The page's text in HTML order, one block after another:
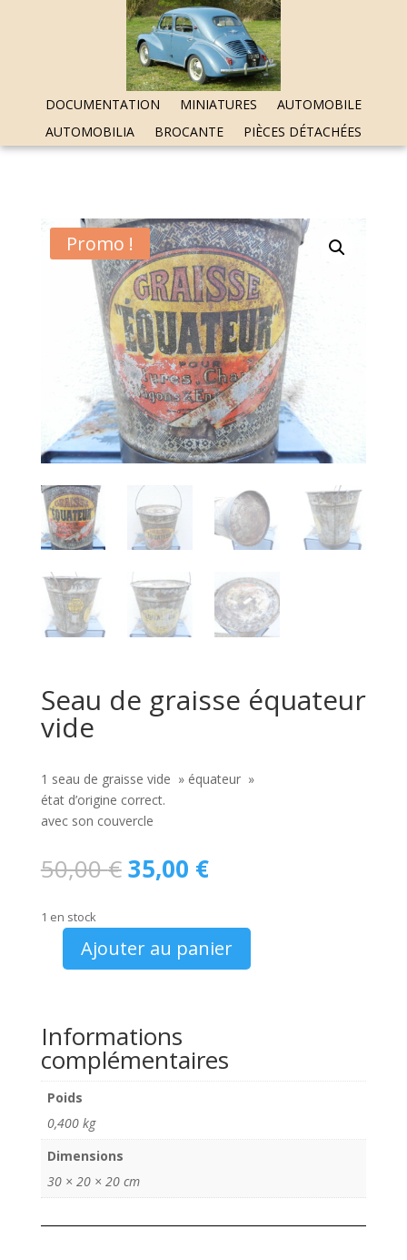
DOCUMENTATION MINIATURES
AUTOMOBILE
AUTOMOBILIA
BROCANTE PIÈCES DÉTACHÉES
Promo !
Seau de graisse équateur
vide
1 seau de graisse vide » équateur »
état d’origine correct.
avec son couvercle
50,00€ Le
prix
était :
50,00 €.
35,00 €Le
prix
est :
35,00 €.
1 en stock
quantité
graisse
équateur
vide
Ajouter au panier
Informations
complémentaires
Poids
0,400 kg
Dimensions
30 × 20 × 20 cm